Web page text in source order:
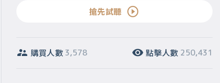
搶先試聽
購買人數 3,578 點擊人數 250,431